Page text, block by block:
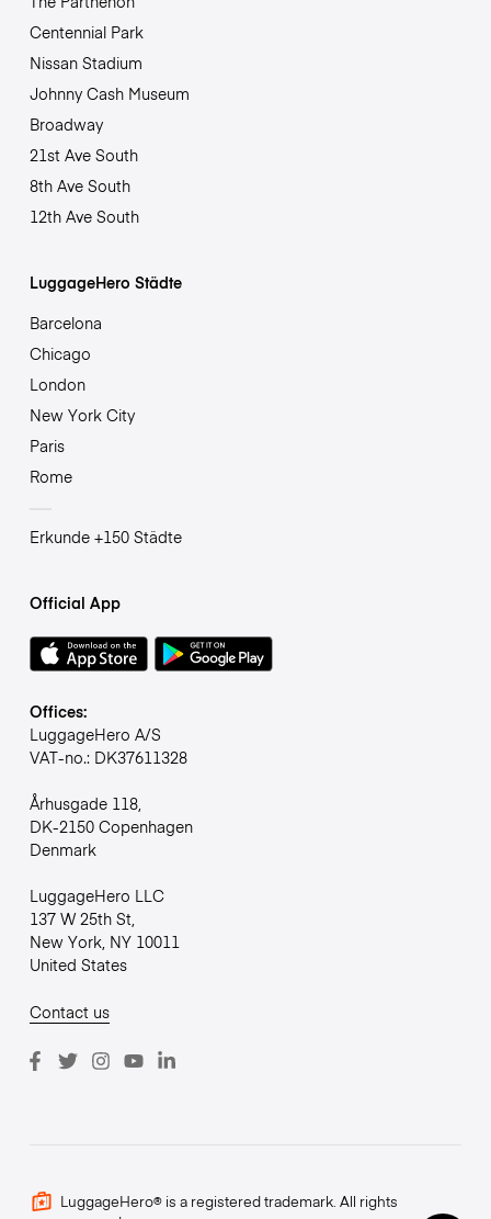
Centennial Park
Nissan Stadium
Johnny Cash Museum
Broadway
21st Ave South
8th Ave South
12th Ave South
LuggageHero Städte
Barcelona
Chicago
London
New York City
Paris
Rome
Erkunde +150 Städte
Official App
Offices:
LuggageHero A/S
VAT-no.: DK37611328
Århusgade 118,
DK-2150 Copenhagen
Denmark
LuggageHero LLC
137 W 25th St,
New York, NY 10011
United States
Contact us
LuggageHero® is a registered trademark. All rights